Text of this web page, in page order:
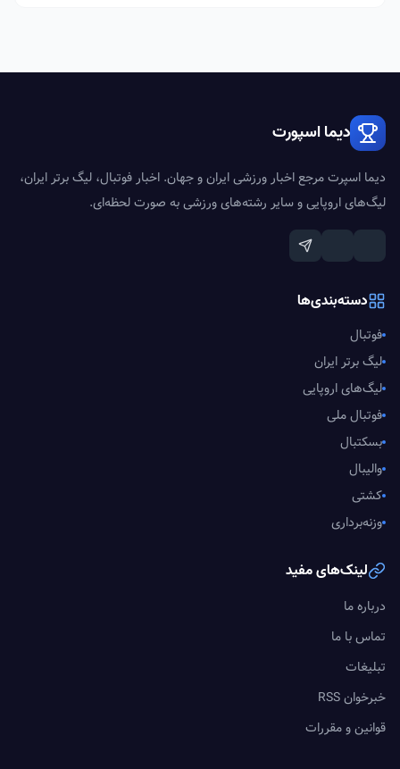
دیما اسپورت
دیما اسپرت مرجع اخبار ورزشی ایران و جهان. اخبار فوتبال، لیگ برتر ایران،
لیگ‌های اروپایی و سایر رشته‌های ورزشی به صورت لحظه‌ای.
دسته‌بندی‌ها
فوتبال
لیگ برتر ایران
لیگ‌های اروپایی
فوتبال ملی
بسکتبال
والیبال
کشتی
وزنه‌برداری
لینک‌های مفید
درباره ما
تماس با ما
تبلیغات
خبرخوان RSS
قوانین و مقررات